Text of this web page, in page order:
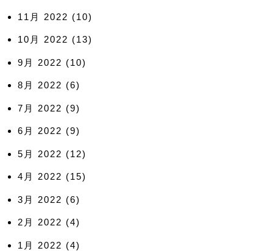
11月 2022 (10)
10月 2022 (13)
9月 2022 (10)
8月 2022 (6)
7月 2022 (9)
6月 2022 (9)
5月 2022 (12)
4月 2022 (15)
3月 2022 (6)
2月 2022 (4)
1月 2022 (4)